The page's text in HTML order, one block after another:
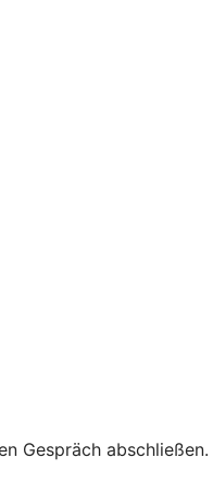
Gespräch abschließen.